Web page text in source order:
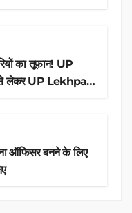
का तूफान! UP
लेकर UP Lekhpal
ऑफिसर बनने के लिए